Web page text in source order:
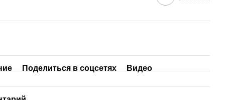
Поделиться в соцсетях
Видео